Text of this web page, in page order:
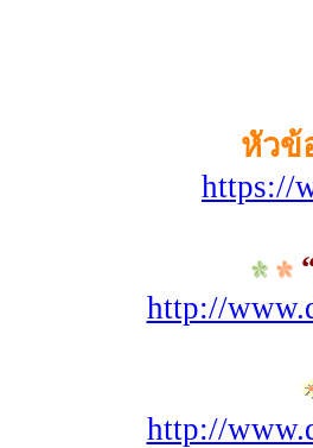
หัวข้
https://
http://
http://